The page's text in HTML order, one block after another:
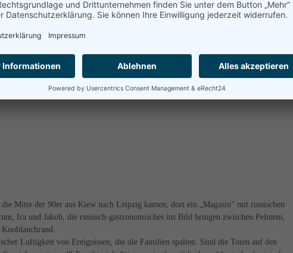
differenter Systeme in der kleptokratischen Bereicherung. Die Vielfalt der
Belarus – international geächtet und isoliert – investiert, China voran, ist
an den Kopf fassen und fragen: In dieser Welt lebst Du? Helmut Ruppel
Mitte der 90er aus Kiew nach Leipzig kamen, dort ein „Magasin“ mit russischen
Ira und Jakob, die russisch-gastronomisches ins Bild bringen zwischen Pelmeni,
Luftigkeit von Ereignissen, die die Familien spalten. Sind die Toten auf den